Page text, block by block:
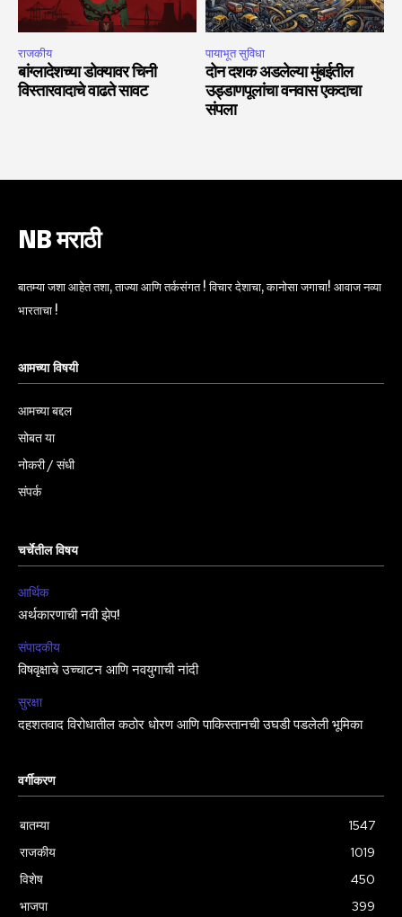
राजकीय
बांग्लादेशच्या डोक्यावर चिनी
विस्तारवादाचे वाढते सावट
पायाभूत सुविधा
दोन दशक अडलेल्या मुंबईतील
उड्डाणपूलांचा वनवास एकदाचा
संपला
NB मराठी
बातम्या जशा आहेत तशा, ताज्या आणि तर्कसंगत ! विचार देशाचा, कानोसा जगाचा! आवाज नव्या
भारताचा !
आमच्या विषयी
आमच्या बद्दल
सोबत या
नोकरी / संधी
संपर्क
चर्चेतील विषय
आर्थिक
अर्थकारणाची नवी झेप!
संपादकीय
विषवृक्षाचे उच्चाटन आणि नवयुगाची नांदी
सुरक्षा
दहशतवाद विरोधातील कठोर धोरण आणि पाकिस्तानची उघडी पडलेली भूमिका
वर्गीकरण
बातम्या
1547
राजकीय
1019
विशेष
450
भाजपा
399